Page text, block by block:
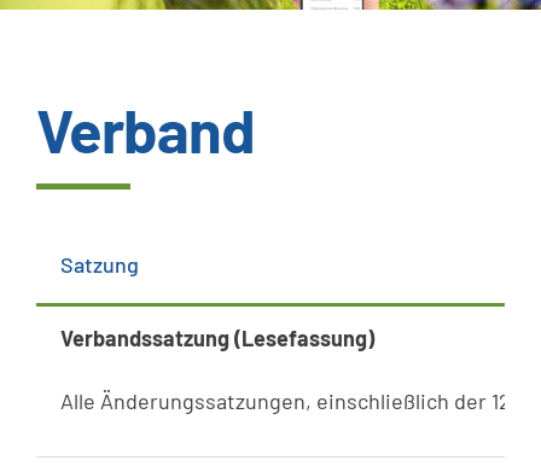
Wissenswertes
Satzungen
NACH:
Verband
Satzung
Verbandssatzung (Lesefassung)
Alle Änderungssatzungen, einschließlich der 12.